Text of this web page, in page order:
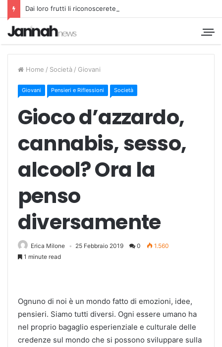
Dai loro frutti li riconoscerete
Home / Società / Giovani
Giovani Pensieri e Riflessioni Società
Gioco d’azzardo,
cannabis, sesso,
alcool? Ora la
penso
diversamente
Erica Milone 25 Febbraio 2019 0
1.560
1 minute read
Ognuno di noi è un mondo fatto di emozioni, idee,
pensieri. Siamo tutti diversi. Ogni essere umano ha
nel proprio bagaglio esperienziale e culturale delle
credenze sul mondo che si possono sviluppare sulla